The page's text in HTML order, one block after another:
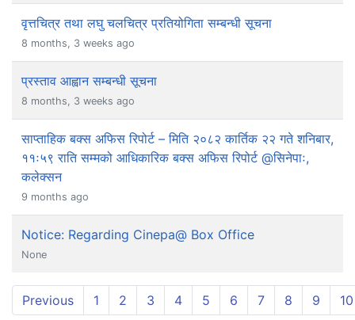
वृत्तचित्र तथा लघु चलचित्र प्रतियोगिता सम्बन्धी सूचना
8 months, 3 weeks ago
प्रस्ताव आह्वान सम्बन्धी सूचना
8 months, 3 weeks ago
साप्ताहिक बक्स अफिस रिपोर्ट – मिति २०८२ कार्तिक २२ गते शनिबार,
११ः५९ राति सम्मको आधिकारिक बक्स अफिस रिपोर्ट @सिनेपाः,
कलेक्सन
9 months ago
Notice: Regarding Cinepa@ Box Office
None
Previous 1 2 3 4 5 6 7 8 9 10